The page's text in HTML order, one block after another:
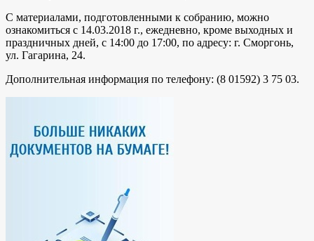
С материалами, подготовленными к собранию, можно
ознакомиться с 14.03.2018 г., ежедневно, кроме выходных и
праздничных дней, с 14:00 до 17:00, по адресу: г. Сморгонь,
ул. Гагарина, 24.
Дополнительная информация по телефону: (8 01592) 3 75 03.